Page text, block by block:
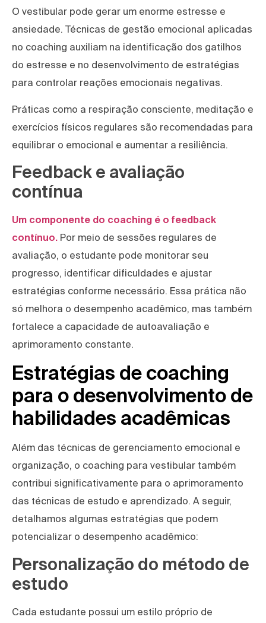
O vestibular pode gerar um enorme estresse e
ansiedade. Técnicas de gestão emocional aplicadas
no coaching auxiliam na identificação dos gatilhos
do estresse e no desenvolvimento de estratégias
para controlar reações emocionais negativas.
Práticas como a respiração consciente, meditação e
exercícios físicos regulares são recomendadas para
equilibrar o emocional e aumentar a resiliência.
Feedback e avaliação
contínua
Um componente do coaching é o feedback
contínuo. Por meio de sessões regulares de
avaliação, o estudante pode monitorar seu
progresso, identificar dificuldades e ajustar
estratégias conforme necessário. Essa prática não
só melhora o desempenho acadêmico, mas também
fortalece a capacidade de autoavaliação e
aprimoramento constante.
Estratégias de coaching
para o desenvolvimento de
habilidades acadêmicas
Além das técnicas de gerenciamento emocional e
organização, o coaching para vestibular também
contribui significativamente para o aprimoramento
das técnicas de estudo e aprendizado. A seguir,
detalhamos algumas estratégias que podem
potencializar o desempenho acadêmico:
Personalização do método de
estudo
Cada estudante possui um estilo próprio de